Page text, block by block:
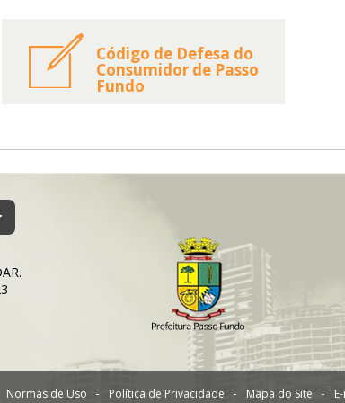
Código de Defesa do
Consumidor de Passo
Fundo
Normas de Uso Política de Privacidade Mapa do Site